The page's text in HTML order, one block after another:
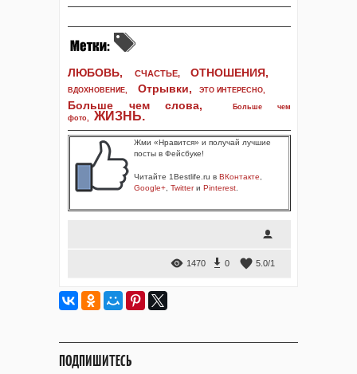
ЛЮБОВЬ, СЧАСТЬЕ, ОТНОШЕНИЯ,
ВДОХНОВЕНИЕ, Отрывки, ЭТО ИНТЕРЕСНО,
Больше чем слова,
Больше чем
фото, ЖИЗНЬ.
Жми «Нравится» и получай лучшие
посты в Фейсбуке!
Читайте 1Bestlife.ru в ВКонтакте
Google+ Twitterи Pinterest
1470 0 5.0/1
ПОДПИШИТЕСЬ